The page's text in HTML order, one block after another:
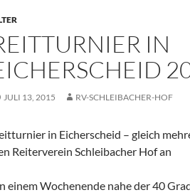
IN
JULI 13, 2015 RV-SCHLEIBACHER-HOF
in Eicherscheid – gleich
Reiterverein Schleibacher Hof an
einem Wochenende nahe der 40